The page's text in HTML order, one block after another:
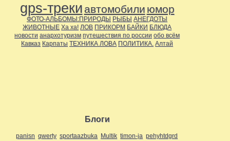
gps-треки автомобили юмор
ФОТО-АЛЬБОМЫ:ПРИРОДЫ РЫБЫ АНЕГДОТЫ
ЖИВОТНЫЕ Ха ха! ЛОВ ПРИКОРМ БАЙКИ БЛЮДА
новости анархотуризм путешествия по россии обо всём
Кавказ Карпаты ТЕХНИКА ЛОВА ПОЛИТИКА. Алтай
Блоги
panisn qwerty sportaazbuka Multik timon-ja pehyhtdgrd